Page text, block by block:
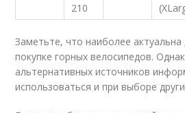
210
Заметьте, что наиболее
покупке горных велосипедов.
альтернативных источников
использоваться и при выборе